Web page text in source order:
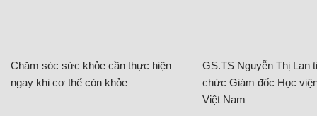
Chăm sóc sức khỏe cần thực hiện
ngay khi cơ thể còn khỏe
GS.TS Nguyễn Thị Lan
chức Giám đốc Học
Việt Nam